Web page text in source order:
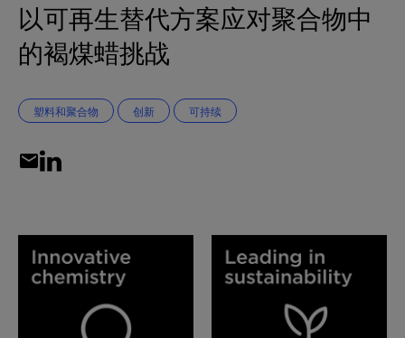
以可再生替代方案应对聚合物中
的褐煤蜡挑战
塑料和聚合物 创新 可持续